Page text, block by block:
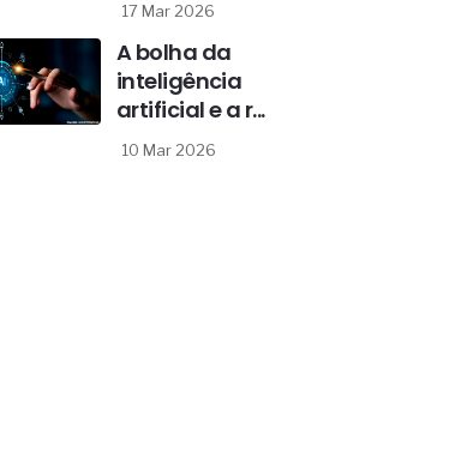
17 Mar 2026
A bolha da
inteligência
artificial e a r...
10 Mar 2026